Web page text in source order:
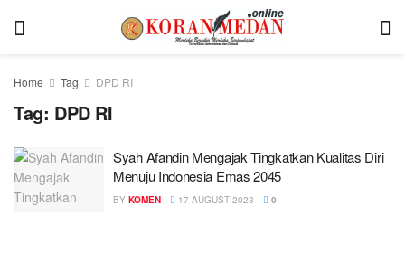
Home Tag DPD RI
Tag: DPD RI
Syah Afandin Mengajak Tingkatkan Kualitas Diri
Menuju Indonesia Emas 2045
BY KOMEN 17 AUGUST 2023 0